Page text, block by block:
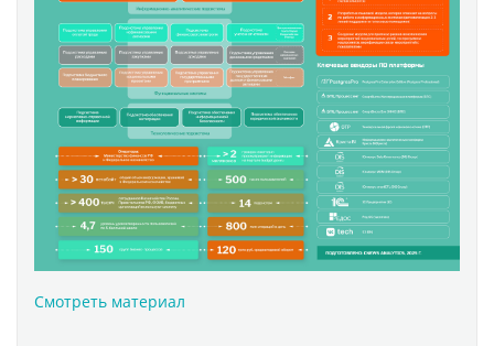
Смотреть материал